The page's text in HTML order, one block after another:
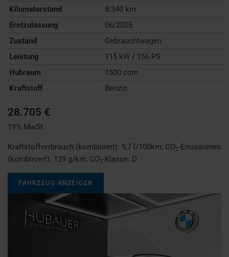
Kilometerstand
8.340 km
Erstzulassung
06/2025
Zustand
Gebrauchtwagen
Leistung
115 kW / 156 PS
Hubraum
1500 ccm
Kraftstoff
Benzin
28.705 €
19% MwSt.
Kraftstoffverbrauch (kombiniert): 5,7 l/100km; CO2-Emissionen
(kombiniert): 129 g/km; CO2-Klasse: D
FAHRZEUG ANZEIGEN